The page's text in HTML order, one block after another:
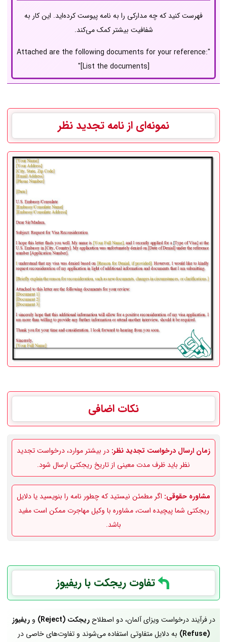
فهرست کنید که چه مدارکی را به نامه پیوست کرده‌اید. این کار به
شفافیت بیشتر کمک می‌کند.
"Attached are the following documents for your reference:
[List the documents]"
نمونه‌ای از نامه تجدید نظر
نکات اضافی
زمان ارسال درخواست تجدید نظر: در بیشتر موارد، درخواست تجدید
نظر باید ظرف مدت معینی از تاریخ ریجکتی ارسال شود.
مشاوره حقوقی: اگر مطمئن نیستید که چطور نامه را بنویسید یا دلایل
ریجکتی شما پیچیده است، مشاوره با وکیل مهاجرت ممکن است مفید
باشد.
تفاوت ریجکت با ریفیوز
در فرآیند درخواست ویزای آلمان، دو اصطلاحریجکت (Reject) وریفیوز
(Refuse)
به دلایل متفاوتی استفاده می‌شوند و تفاوت‌های خاصی در